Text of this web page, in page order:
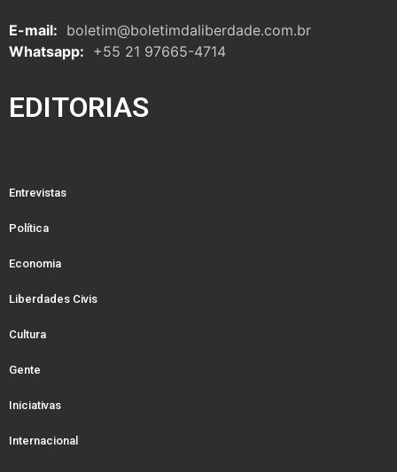
E-mail: boletim@boletimdaliberdade.com.br
Whatsapp: +55 21 97665-4714
EDITORIAS
Entrevistas
Política
Economia
Liberdades Civis
Cultura
Gente
Iniciativas
Internacional